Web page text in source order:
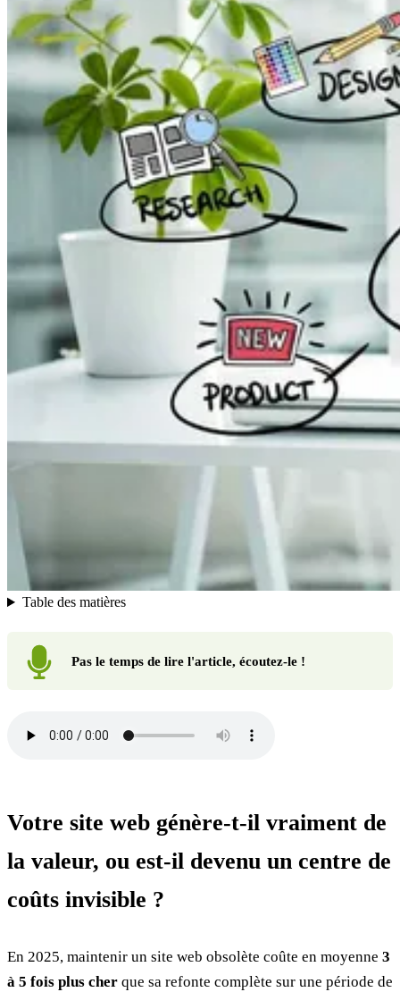
Table des matières
Pas le temps de lire l'article, écoutez-le !
Votre site web génère-t-il vraiment de
la valeur, ou est-il devenu un centre de
coûts invisible ?
En 2025, maintenir un site web obsolète coûte en moyenne 3
à 5 fois plus cher que sa refonte complète sur une période de